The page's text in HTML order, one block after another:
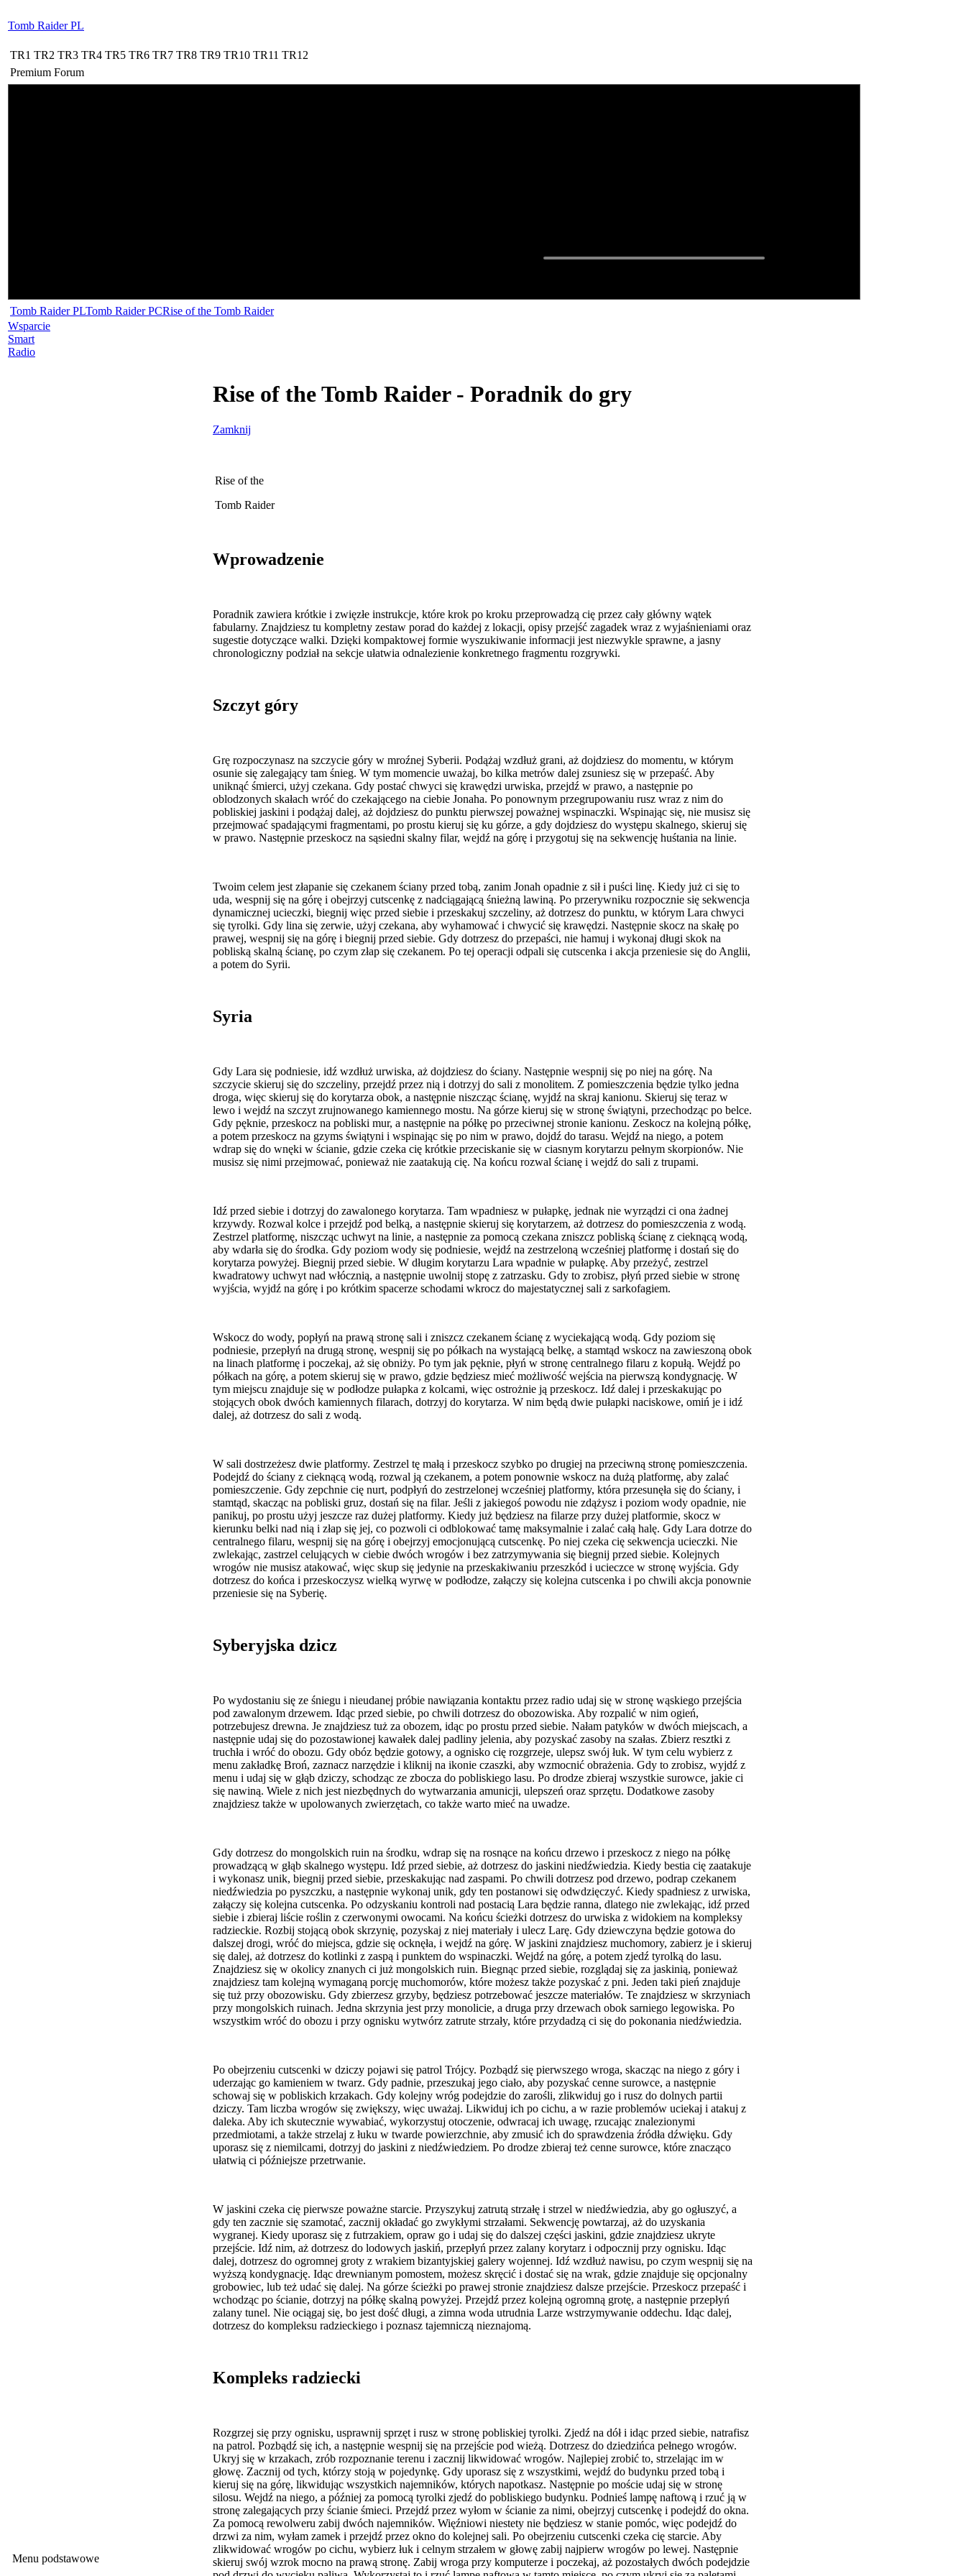
Tomb Raider PL
TR1 TR2 TR3 TR4 TR5 TR6 TR7 TR8 TR9 TR10 TR11 TR12
Premium Forum
Tomb Raider PLTomb Raider PCRise of the Tomb Raider
Wsparcie
Smart
Radio
Menu podstawowe
Rise of the Tomb Raider - Poradnik do gry
Zamknij
Rise of the
Tomb Raider
Wprowadzenie
Poradnik zawiera krótkie i zwięzłe instrukcje, które krok po kroku przeprowadzą cię przez cały główny wątek
fabularny. Znajdziesz tu kompletny zestaw porad do każdej z lokacji, opisy przejść zagadek wraz z wyjaśnieniami oraz
sugestie dotyczące walki. Dzięki kompaktowej formie wyszukiwanie informacji jest niezwykle sprawne, a jasny
chronologiczny podział na sekcje ułatwia odnalezienie konkretnego fragmentu rozgrywki.
Szczyt góry
Grę rozpoczynasz na szczycie góry w mroźnej Syberii. Podążaj wzdłuż grani, aż dojdziesz do momentu, w którym
osunie się zalegający tam śnieg. W tym momencie uważaj, bo kilka metrów dalej zsuniesz się w przepaść. Aby
uniknąć śmierci, użyj czekana. Gdy postać chwyci się krawędzi urwiska, przejdź w prawo, a następnie po
oblodzonych skałach wróć do czekającego na ciebie Jonaha. Po ponownym przegrupowaniu rusz wraz z nim do
pobliskiej jaskini i podążaj dalej, aż dojdziesz do punktu pierwszej poważnej wspinaczki. Wspinając się, nie musisz się
przejmować spadającymi fragmentami, po prostu kieruj się ku górze, a gdy dojdziesz do występu skalnego, skieruj się
w prawo. Następnie przeskocz na sąsiedni skalny filar, wejdź na górę i przygotuj się na sekwencję huśtania na linie.
Twoim celem jest złapanie się czekanem ściany przed tobą, zanim Jonah opadnie z sił i puści linę. Kiedy już ci się to
uda, wespnij się na górę i obejrzyj cutscenkę z nadciągającą śnieżną lawiną. Po przerywniku rozpocznie się sekwencja
dynamicznej ucieczki, biegnij więc przed siebie i przeskakuj szczeliny, aż dotrzesz do punktu, w którym Lara chwyci
się tyrolki. Gdy lina się zerwie, użyj czekana, aby wyhamować i chwycić się krawędzi. Następnie skocz na skałę po
prawej, wespnij się na górę i biegnij przed siebie. Gdy dotrzesz do przepaści, nie hamuj i wykonaj długi skok na
pobliską skalną ścianę, po czym złap się czekanem. Po tej operacji odpali się cutscenka i akcja przeniesie się do Anglii,
a potem do Syrii.
Syria
Gdy Lara się podniesie, idź wzdłuż urwiska, aż dojdziesz do ściany. Następnie wespnij się po niej na górę. Na
szczycie skieruj się do szczeliny, przejdź przez nią i dotrzyj do sali z monolitem. Z pomieszczenia będzie tylko jedna
droga, więc skieruj się do korytarza obok, a następnie niszcząc ścianę, wyjdź na skraj kanionu. Skieruj się teraz w
lewo i wejdź na szczyt zrujnowanego kamiennego mostu. Na górze kieruj się w stronę świątyni, przechodząc po belce.
Gdy pęknie, przeskocz na pobliski mur, a następnie na półkę po przeciwnej stronie kanionu. Zeskocz na kolejną półkę,
a potem przeskocz na gzyms świątyni i wspinając się po nim w prawo, dojdź do tarasu. Wejdź na niego, a potem
wdrap się do wnęki w ścianie, gdzie czeka cię krótkie przeciskanie się w ciasnym korytarzu pełnym skorpionów. Nie
musisz się nimi przejmować, ponieważ nie zaatakują cię. Na końcu rozwal ścianę i wejdź do sali z trupami.
Idź przed siebie i dotrzyj do zawalonego korytarza. Tam wpadniesz w pułapkę, jednak nie wyrządzi ci ona żadnej
krzywdy. Rozwal kolce i przejdź pod belką, a następnie skieruj się korytarzem, aż dotrzesz do pomieszczenia z wodą.
Zestrzel platformę, niszcząc uchwyt na linie, a następnie za pomocą czekana zniszcz pobliską ścianę z cieknącą wodą,
aby wdarła się do środka. Gdy poziom wody się podniesie, wejdź na zestrzeloną wcześniej platformę i dostań się do
korytarza powyżej. Biegnij przed siebie. W długim korytarzu Lara wpadnie w pułapkę. Aby przeżyć, zestrzel
kwadratowy uchwyt nad włócznią, a następnie uwolnij stopę z zatrzasku. Gdy to zrobisz, płyń przed siebie w stronę
wyjścia, wyjdź na górę i po krótkim spacerze schodami wkrocz do majestatycznej sali z sarkofagiem.
Wskocz do wody, popłyń na prawą stronę sali i zniszcz czekanem ścianę z wyciekającą wodą. Gdy poziom się
podniesie, przepłyń na drugą stronę, wespnij się po półkach na wystającą belkę, a stamtąd wskocz na zawieszoną obok
na linach platformę i poczekaj, aż się obniży. Po tym jak pęknie, płyń w stronę centralnego filaru z kopułą. Wejdź po
półkach na górę, a potem skieruj się w prawo, gdzie będziesz mieć możliwość wejścia na pierwszą kondygnację. W
tym miejscu znajduje się w podłodze pułapka z kolcami, więc ostrożnie ją przeskocz. Idź dalej i przeskakując po
stojących obok dwóch kamiennych filarach, dotrzyj do korytarza. W nim będą dwie pułapki naciskowe, omiń je i idź
dalej, aż dotrzesz do sali z wodą.
W sali dostrzeżesz dwie platformy. Zestrzel tę małą i przeskocz szybko po drugiej na przeciwną stronę pomieszczenia.
Podejdź do ściany z cieknącą wodą, rozwal ją czekanem, a potem ponownie wskocz na dużą platformę, aby zalać
pomieszczenie. Gdy zepchnie cię nurt, podpłyń do zestrzelonej wcześniej platformy, która przesunęła się do ściany, i
stamtąd, skacząc na pobliski gruz, dostań się na filar. Jeśli z jakiegoś powodu nie zdążysz i poziom wody opadnie, nie
panikuj, po prostu użyj jeszcze raz dużej platformy. Kiedy już będziesz na filarze przy dużej platformie, skocz w
kierunku belki nad nią i złap się jej, co pozwoli ci odblokować tamę maksymalnie i zalać całą halę. Gdy Lara dotrze do
centralnego filaru, wespnij się na górę i obejrzyj emocjonującą cutscenkę. Po niej czeka cię sekwencja ucieczki. Nie
zwlekając, zastrzel celujących w ciebie dwóch wrogów i bez zatrzymywania się biegnij przed siebie. Kolejnych
wrogów nie musisz atakować, więc skup się jedynie na przeskakiwaniu przeszkód i ucieczce w stronę wyjścia. Gdy
dotrzesz do końca i przeskoczysz wielką wyrwę w podłodze, załączy się kolejna cutscenka i po chwili akcja ponownie
przeniesie się na Syberię.
Syberyjska dzicz
Po wydostaniu się ze śniegu i nieudanej próbie nawiązania kontaktu przez radio udaj się w stronę wąskiego przejścia
pod zawalonym drzewem. Idąc przed siebie, po chwili dotrzesz do obozowiska. Aby rozpalić w nim ogień,
potrzebujesz drewna. Je znajdziesz tuż za obozem, idąc po prostu przed siebie. Nałam patyków w dwóch miejscach, a
następnie udaj się do pozostawionej kawałek dalej padliny jelenia, aby pozyskać zasoby na szałas. Zbierz resztki z
truchła i wróć do obozu. Gdy obóz będzie gotowy, a ognisko cię rozgrzeje, ulepsz swój łuk. W tym celu wybierz z
menu zakładkę Broń, zaznacz narzędzie i kliknij na ikonie czaszki, aby wzmocnić obrażenia. Gdy to zrobisz, wyjdź z
menu i udaj się w głąb dziczy, schodząc ze zbocza do pobliskiego lasu. Po drodze zbieraj wszystkie surowce, jakie ci
się nawiną. Wiele z nich jest niezbędnych do wytwarzania amunicji, ulepszeń oraz sprzętu. Dodatkowe zasoby
znajdziesz także w upolowanych zwierzętach, co także warto mieć na uwadze.
Gdy dotrzesz do mongolskich ruin na środku, wdrap się na rosnące na końcu drzewo i przeskocz z niego na półkę
prowadzącą w głąb skalnego występu. Idź przed siebie, aż dotrzesz do jaskini niedźwiedzia. Kiedy bestia cię zaatakuje
i wykonasz unik, biegnij przed siebie, przeskakując nad zaspami. Po chwili dotrzesz pod drzewo, podrap czekanem
niedźwiedzia po pyszczku, a następnie wykonaj unik, gdy ten postanowi się odwdzięczyć. Kiedy spadniesz z urwiska,
załączy się kolejna cutscenka. Po odzyskaniu kontroli nad postacią Lara będzie ranna, dlatego nie zwlekając, idź przed
siebie i zbieraj liście roślin z czerwonymi owocami. Na końcu ścieżki dotrzesz do urwiska z widokiem na kompleksy
radzieckie. Rozbij stojącą obok skrzynię, pozyskaj z niej materiały i ulecz Larę. Gdy dziewczyna będzie gotowa do
dalszej drogi, wróć do miejsca, gdzie się ocknęła, i wejdź na górę. W jaskini znajdziesz muchomory, zabierz je i skieruj
się dalej, aż dotrzesz do kotlinki z zaspą i punktem do wspinaczki. Wejdź na górę, a potem zjedź tyrolką do lasu.
Znajdziesz się w okolicy znanych ci już mongolskich ruin. Biegnąc przed siebie, rozglądaj się za jaskinią, ponieważ
znajdziesz tam kolejną wymaganą porcję muchomorów, które możesz także pozyskać z pni. Jeden taki pień znajduje
się tuż przy obozowisku. Gdy zbierzesz grzyby, będziesz potrzebować jeszcze materiałów. Te znajdziesz w skrzyniach
przy mongolskich ruinach. Jedna skrzynia jest przy monolicie, a druga przy drzewach obok sarniego legowiska. Po
wszystkim wróć do obozu i przy ognisku wytwórz zatrute strzały, które przydadzą ci się do pokonania niedźwiedzia.
Po obejrzeniu cutscenki w dziczy pojawi się patrol Trójcy. Pozbądź się pierwszego wroga, skacząc na niego z góry i
uderzając go kamieniem w twarz. Gdy padnie, przeszukaj jego ciało, aby pozyskać cenne surowce, a następnie
schowaj się w pobliskich krzakach. Gdy kolejny wróg podejdzie do zarośli, zlikwiduj go i rusz do dolnych partii
dziczy. Tam liczba wrogów się zwiększy, więc uważaj. Likwiduj ich po cichu, a w razie problemów uciekaj i atakuj z
daleka. Aby ich skutecznie wywabiać, wykorzystuj otoczenie, odwracaj ich uwagę, rzucając znalezionymi
przedmiotami, a także strzelaj z łuku w twarde powierzchnie, aby zmusić ich do sprawdzenia źródła dźwięku. Gdy
uporasz się z niemilcami, dotrzyj do jaskini z niedźwiedziem. Po drodze zbieraj też cenne surowce, które znacząco
ułatwią ci późniejsze przetrwanie.
W jaskini czeka cię pierwsze poważne starcie. Przyszykuj zatrutą strzałę i strzel w niedźwiedzia, aby go ogłuszyć, a
gdy ten zacznie się szamotać, zacznij okładać go zwykłymi strzałami. Sekwencję powtarzaj, aż do uzyskania
wygranej. Kiedy uporasz się z futrzakiem, opraw go i udaj się do dalszej części jaskini, gdzie znajdziesz ukryte
przejście. Idź nim, aż dotrzesz do lodowych jaskiń, przepłyń przez zalany korytarz i odpocznij przy ognisku. Idąc
dalej, dotrzesz do ogromnej groty z wrakiem bizantyjskiej galery wojennej. Idź wzdłuż nawisu, po czym wespnij się na
wyższą kondygnację. Idąc drewnianym pomostem, możesz skręcić i dostać się na wrak, gdzie znajduje się opcjonalny
grobowiec, lub też udać się dalej. Na górze ścieżki po prawej stronie znajdziesz dalsze przejście. Przeskocz przepaść i
wchodząc po ścianie, dotrzyj na półkę skalną powyżej. Przejdź przez kolejną ogromną grotę, a następnie przepłyń
zalany tunel. Nie ociągaj się, bo jest dość długi, a zimna woda utrudnia Larze wstrzymywanie oddechu. Idąc dalej,
dotrzesz do kompleksu radzieckiego i poznasz tajemniczą nieznajomą.
Kompleks radziecki
Rozgrzej się przy ognisku, usprawnij sprzęt i rusz w stronę pobliskiej tyrolki. Zjedź na dół i idąc przed siebie, natrafisz
na patrol. Pozbądź się ich, a następnie wespnij się na przejście pod wieżą. Dotrzesz do dziedzińca pełnego wrogów.
Ukryj się w krzakach, zrób rozpoznanie terenu i zacznij likwidować wrogów. Najlepiej zrobić to, strzelając im w
głowę. Zacznij od tych, którzy stoją w pojedynkę. Gdy uporasz się z wszystkimi, wejdź do budynku przed tobą i
kieruj się na górę, likwidując wszystkich najemników, których napotkasz. Następnie po moście udaj się w stronę
silosu. Wejdź na niego, a później za pomocą tyrolki zjedź do pobliskiego budynku. Podnieś lampę naftową i rzuć ją w
stronę zalegających przy ścianie śmieci. Przejdź przez wyłom w ścianie za nimi, obejrzyj cutscenkę i podejdź do okna.
Za pomocą rewolweru zabij dwóch najemników. Więźniowi niestety nie będziesz w stanie pomóc, więc podejdź do
drzwi za nim, wyłam zamek i przejdź przez okno do kolejnej sali. Po obejrzeniu cutscenki czeka cię starcie. Aby
zlikwidować wrogów po cichu, wybierz łuk i celnym strzałem w głowę zabij najpierw wrogów po lewej. Następnie
skieruj swój wzrok mocno na prawą stronę. Zabij wroga przy komputerze i poczekaj, aż pozostałych dwóch podejdzie